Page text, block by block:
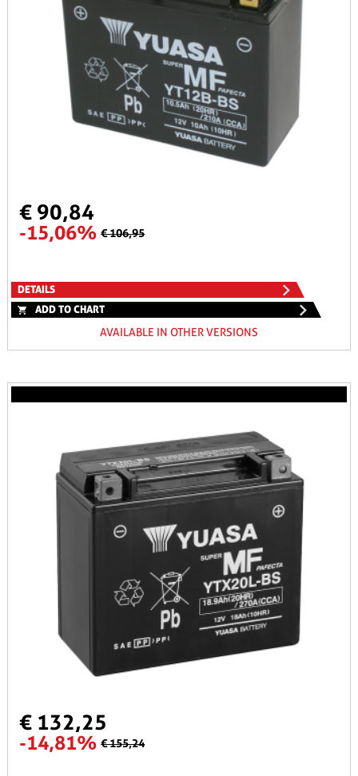
€ 90,84
-15,06% € 106,95
DETAILS
ADD TO CHART
AVAILABLE IN OTHER VERSIONS
€ 132,25
-14,81% € 155,24